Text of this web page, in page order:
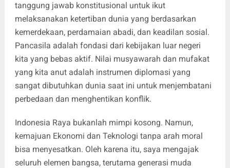
tanggung jawab konstitusional untuk ikut
melaksanakan ketertiban dunia yang berdasarkan
kemerdekaan, perdamaian abadi, dan keadilan sosial.
Pancasila adalah fondasi dari kebijakan luar negeri
kita yang bebas aktif. Nilai musyawarah dan mufakat
yang kita anut adalah instrumen diplomasi yang
sangat dibutuhkan dunia saat ini untuk menjembatani
perbedaan dan menghentikan konflik.
Indonesia Raya bukanlah mimpi kosong. Namun,
kemajuan Ekonomi dan Teknologi tanpa arah moral
bisa menyesatkan. Oleh karena itu, saya mengajak
seluruh elemen bangsa, terutama generasi muda